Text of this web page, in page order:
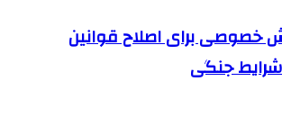
خصوصی برای اصلاح قوانین
جنگی